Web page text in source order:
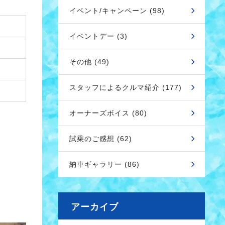
イベント/キャンペーン (98)
イベントデー (3)
その他 (49)
スタッフによるクルマ紹介 (177)
オーナーズボイス (80)
試乗のご感想 (62)
納車ギャラリー (86)
アーカイブ